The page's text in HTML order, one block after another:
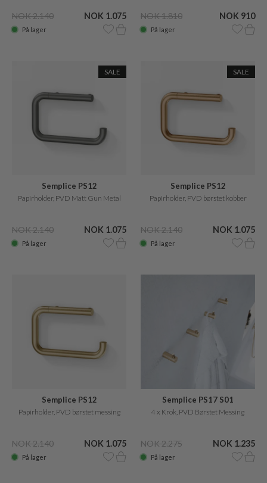
NOK 2.140 NOK 1.075
På lager
NOK 1.810 NOK 910
På lager
SALE
Semplice PS12
Papirholder, PVD Matt Gun Metal
NOK 2.140 NOK 1.075
På lager
SALE
Semplice PS12
Papirholder, PVD børstet kobber
NOK 2.140 NOK 1.075
På lager
Semplice PS12
Papirholder, PVD børstet messing
NOK 2.140 NOK 1.075
På lager
Semplice PS17 S01
4 x Krok, PVD Børstet Messing
NOK 2.275 NOK 1.235
På lager